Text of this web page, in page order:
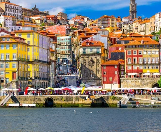
Gastronomiczne ( Exp
w Porto Sylwester
Tradycyjne ( Rest trad) Smaki